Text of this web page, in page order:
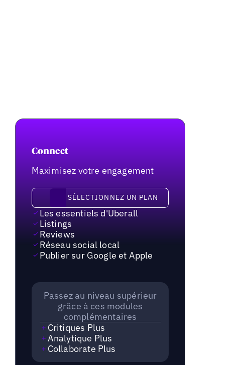
Connect
Maximisez votre engagement
Sélectionnez un plan
SÉLECTIONNEZ UN PLAN
Les essentiels d'Uberall
Listings
Reviews
Réseau social local
Publier sur Google et Apple
Passez au niveau supérieur
grâce à ces modules
complémentaires
Critiques Plus
Analytique Plus
Collaborate Plus